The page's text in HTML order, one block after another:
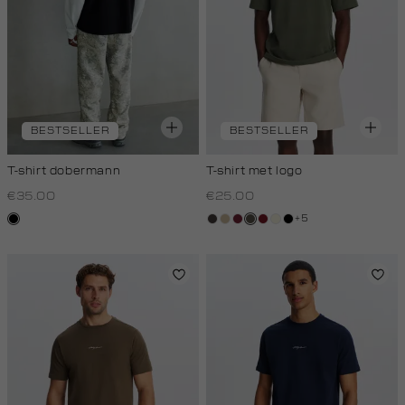
BESTSELLER
T-shirt dobermann
€35.00
zwart
BESTSELLER
T-shirt met logo
€25.00
choco
lichtzand
bordeaux
bos,rood,
wit,
white
zwart
+5